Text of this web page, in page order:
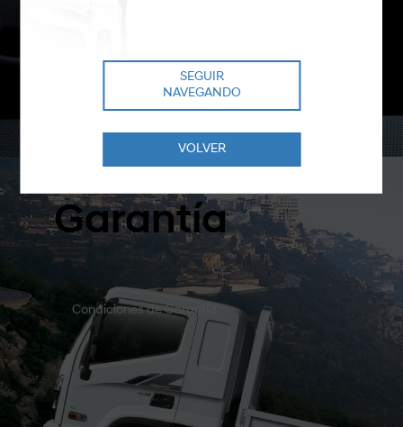
SEGUIR
NAVEGANDO
VOLVER
Garantía
Condiciones de Garantía